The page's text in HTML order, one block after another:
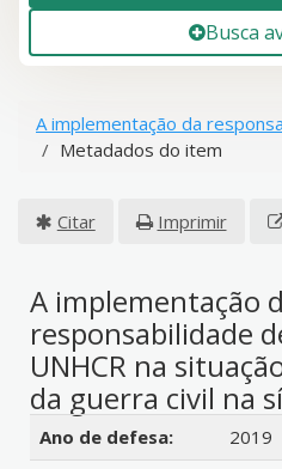
Busca
A implementação da
Metadados do item
Citar Imprimir
A implementação
responsabilidade
UNHCR na
da guerra civil na
Detalhes bibliográficos
Ano de defesa:
2019